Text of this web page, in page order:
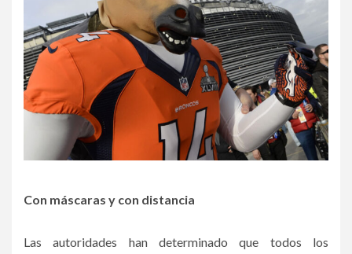
Con máscaras y con distancia
Las autoridades han determinado que todos los